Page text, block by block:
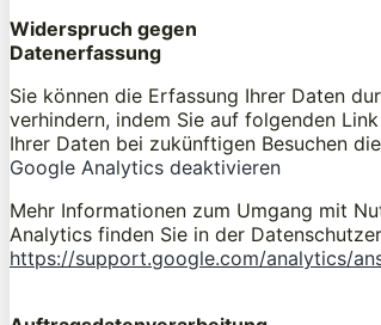
Widerspruch gegen
Datenerfassung
Sie können die Erfassung Ihrer Daten
verhindern, indem Sie auf folgenden
Ihrer Daten bei zukünftigen Besuchen
Google Analytics deaktivieren
Mehr Informationen zum Umgang mit
Analytics finden Sie in der
https://support.google.com/analytics/